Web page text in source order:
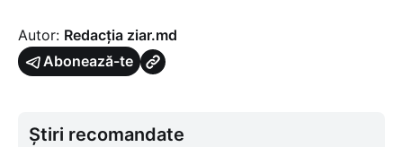
Autor: Redacția ziar.md
Abonează-te
Știri recomandate